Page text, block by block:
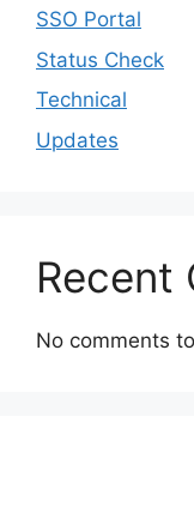
SSO Portal
Status Check
Technical
Updates
Recent
No comments